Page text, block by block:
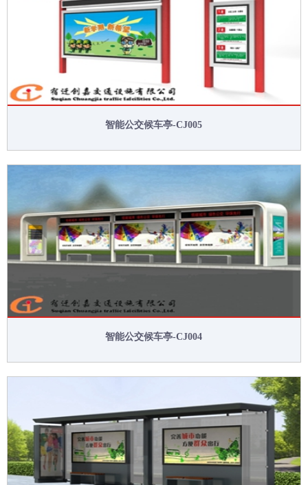
智能公交候车亭-CJ005
智能公交候车亭-CJ004